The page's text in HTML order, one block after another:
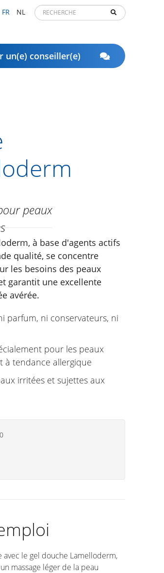
FR NL
un(e) conseiller(e)
peaux
à base d'agents actifs
qualité, se concentre
les besoins des peaux
garantit une excellente
avérée.
parfum, ni conservateurs, ni
pour les peaux
à tendance allergique
irritées et sujettes aux
avec le gel douche Lamelloderm,
massage léger de la peau